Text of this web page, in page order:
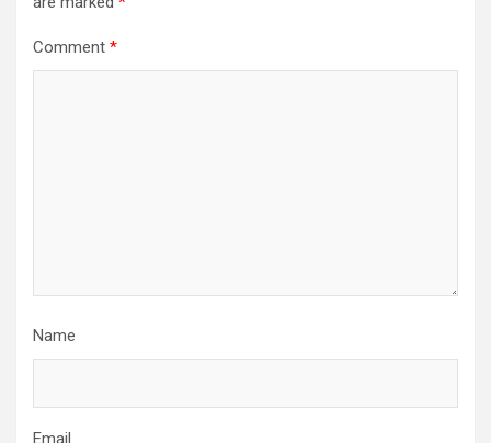
Comment *
Name
Email